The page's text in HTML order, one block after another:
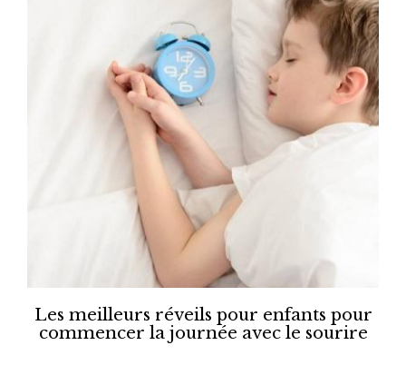
Les meilleurs réveils pour enfants pour
commencer la journée avec le sourire